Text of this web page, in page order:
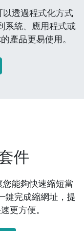
透過程式化方式
系統、應用程式或
產品更易使用。
件
能夠快速縮短當
鍵完成縮網址，提
更方便。